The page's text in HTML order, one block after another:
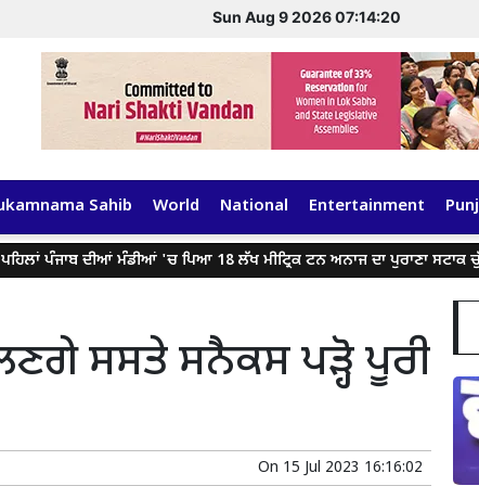
Sun Aug 9 2026 07:14:21
Sahib World National Entertainment
ਪੰਜਾਬ ਦੀਆਂ ਮੰਡੀਆਂ 'ਚ ਪਿਆ 18 ਲੱਖ ਮੀਟ੍ਰਿਕ ਟਨ ਅਨਾਜ ਦਾ ਪੁਰਾਣਾ ਸਟਾਕ
ਸਸਤੇ ਸਨੈਕਸ ਪੜ੍ਹੋ ਪੂਰੀ
On 15 Jul 2023 16:16:02